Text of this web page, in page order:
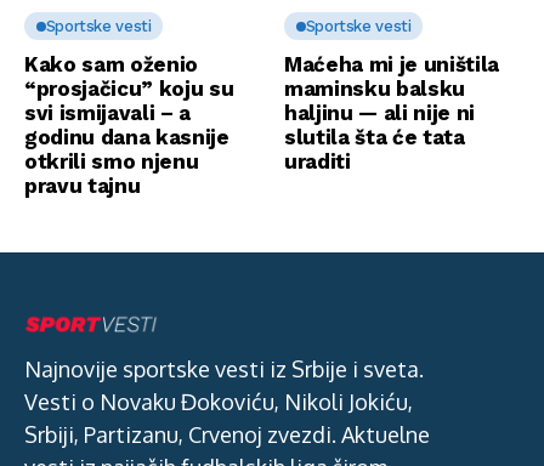
Sportske vesti
Kako sam oženio
“prosjačicu” koju su
svi ismijavali – a
godinu dana kasnije
otkrili smo njenu
pravu tajnu
Sportske vesti
Maćeha mi je uništila
maminsku balsku
haljinu — ali nije ni
slutila šta će tata
uraditi
Najnovije sportske vesti iz Srbije i sveta.
Vesti o Novaku Đokoviću, Nikoli Jokiću,
Srbiji, Partizanu, Crvenoj zvezdi. Aktuelne